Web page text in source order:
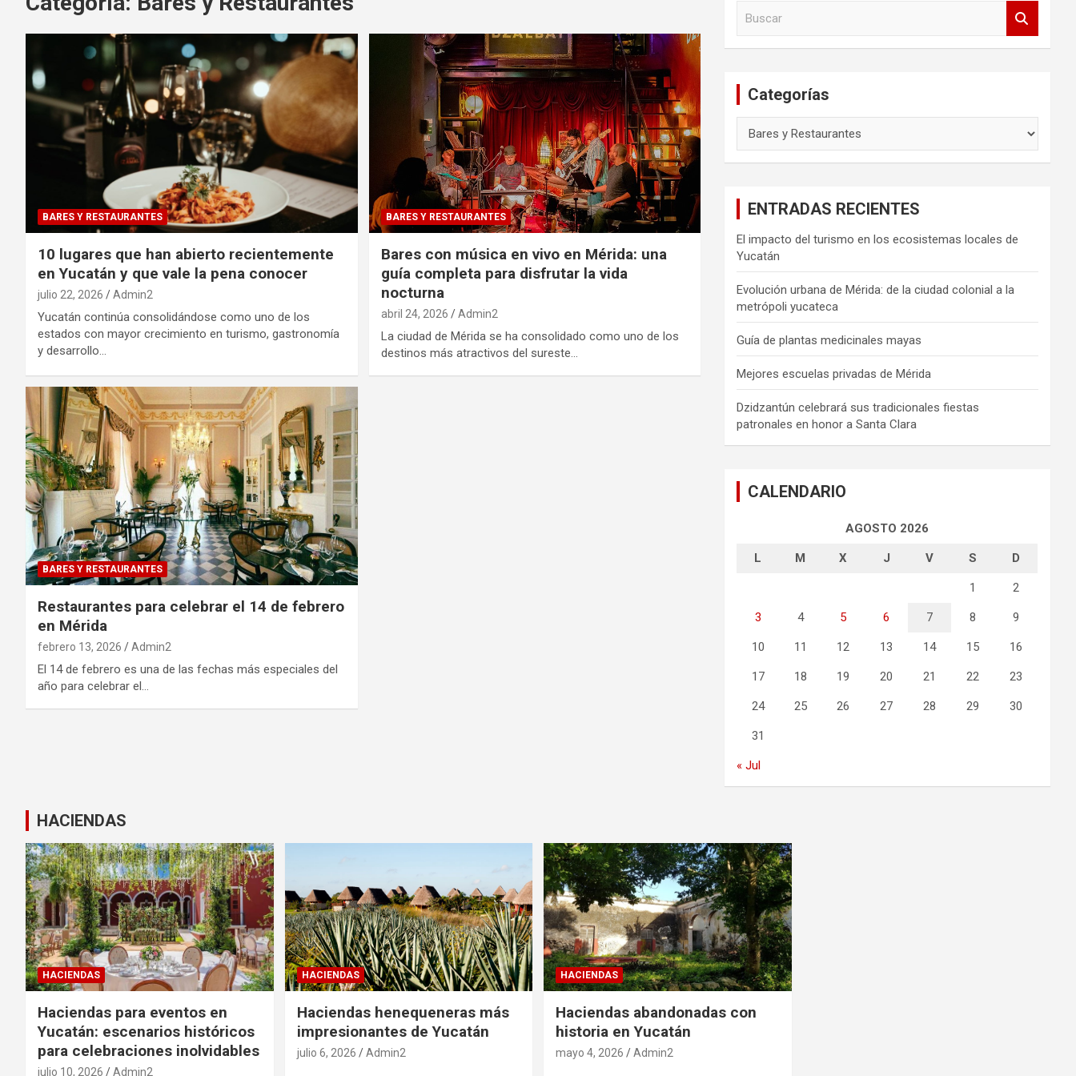
BARES Y RESTAURANTES
10 lugares que han abierto recientemente
en Yucatán y que vale la pena conocer
julio 22, 2026 Admin2
Yucatán continúa consolidándose como uno de los
estados con mayor crecimiento en turismo, gastronomía
y desarrollo…
BARES Y RESTAURANTES
Bares con música en vivo en Mérida: una
guía completa para disfrutar la vida
nocturna
abril 24, 2026 Admin2
La ciudad de Mérida se ha consolidado como uno de los
destinos más atractivos del sureste…
BARES Y RESTAURANTES
Restaurantes para celebrar el 14 de febrero
en Mérida
febrero 13, 2026 Admin2
El 14 de febrero es una de las fechas más especiales del
año para celebrar el…
Categorías
ENTRADAS RECIENTES
El impacto del turismo en los ecosistemas locales de
Yucatán
Evolución urbana de Mérida: de la ciudad colonial a la
metrópoli yucateca
Guía de plantas medicinales mayas
Mejores escuelas privadas de Mérida
Dzidzantún celebrará sus tradicionales fiestas
patronales en honor a Santa Clara
CALENDARIO
AGOSTO 2026
L M X J V S D
1 2
3 4 5 6 7 8 9
10 11 12 13 14 15 16
17 18 19 20 21 22 23
24 25 26 27 28 29 30
31
« Jul
HACIENDAS
HACIENDAS
Haciendas para eventos en
Yucatán: escenarios históricos
para celebraciones inolvidables
julio 10, 2026 Admin2
HACIENDAS
Haciendas henequeneras más
impresionantes de Yucatán
julio 6, 2026 Admin2
HACIENDAS
Haciendas abandonadas con
historia en Yucatán
mayo 4, 2026 Admin2